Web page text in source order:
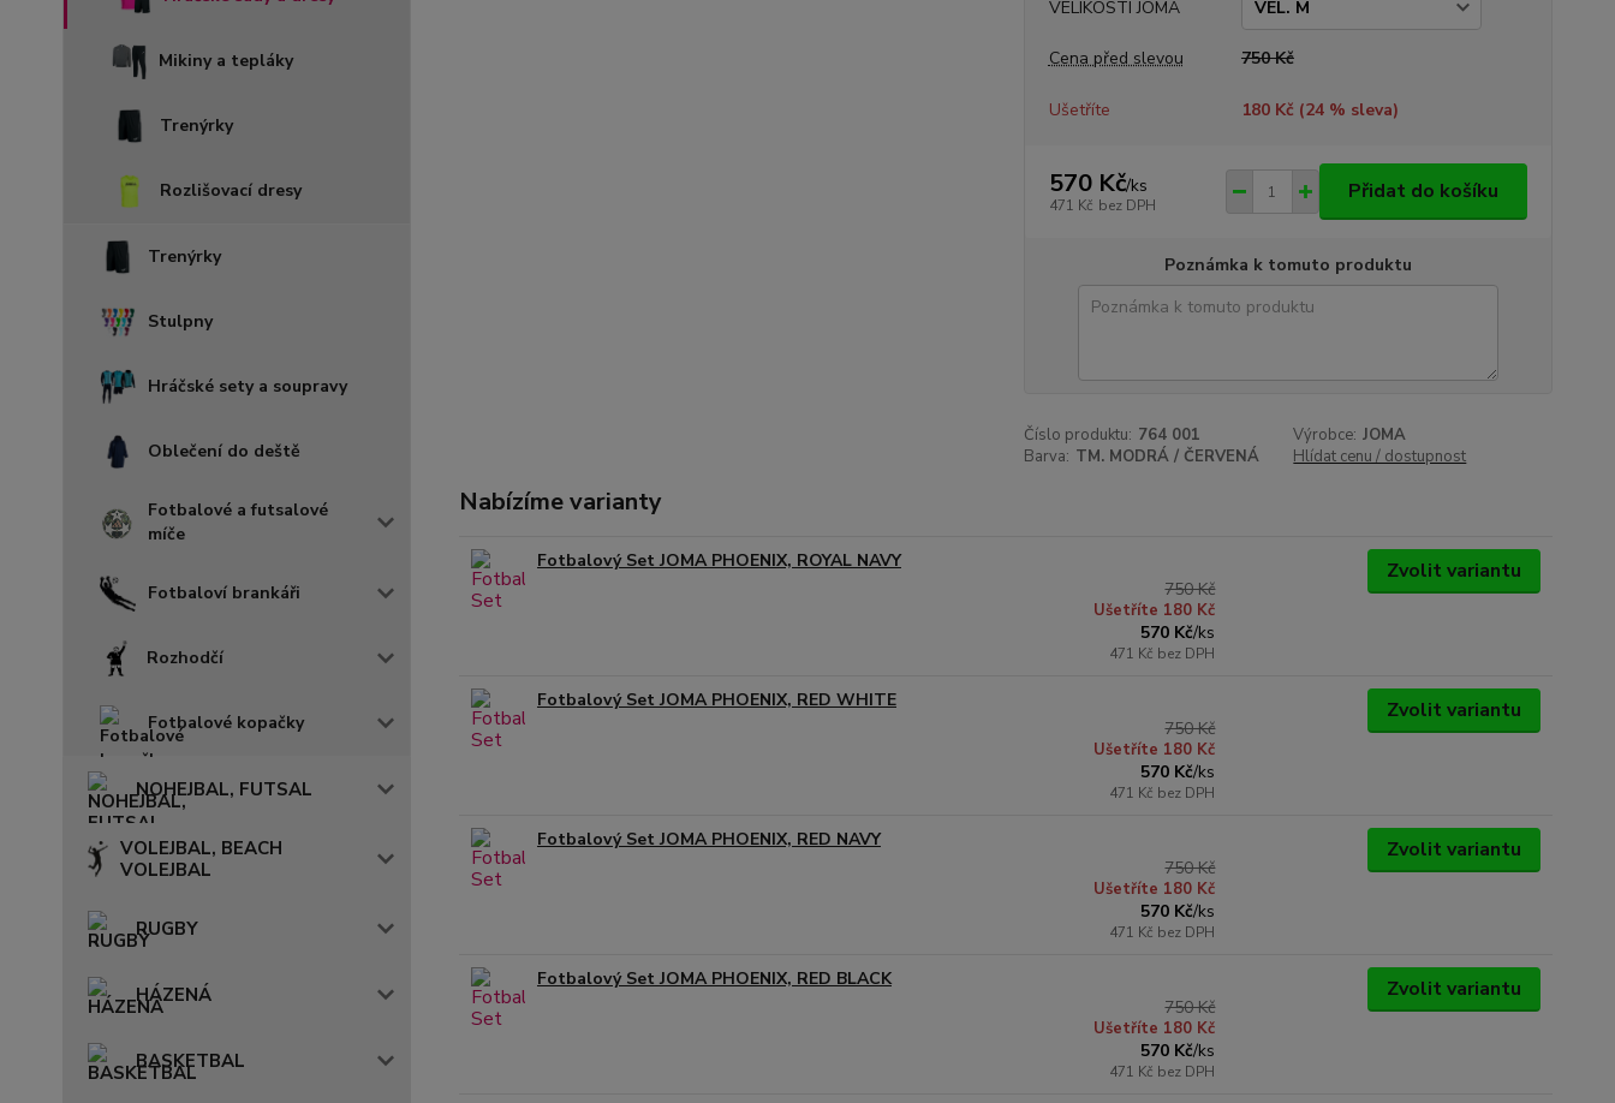
Mikiny a tepláky
Trenýrky
Rozlišovací dresy
Trenýrky
Stulpny
Hráčské sety a soupravy
Oblečení do deště
Fotbalové a futsalové
míče
Fotbaloví brankáři
Rozhodčí
Fotbalové kopačky
NOHEJBAL, FUTSAL
VOLEJBAL, BEACH
VOLEJBAL
RUGBY
HÁZENÁ
BASKETBAL
VELIKOSTI JOMA
Cena před slevou 750 Kč
Ušetříte 180 Kč (24% sleva)
570 Kč/ks
471 Kč bez DPH
Přidat do košíku
Poznámka k tomuto produktu
Číslo produktu: 764 001 Výrobce: JOMA
Barva: TM. MODRÁ / ČERVENÁ Hlídat cenu / dostupnost
Nabízíme varianty
Fotbalový Set JOMA PHOENIX, ROYAL NAVY
750 Kč
Ušetříte 180 Kč
570 Kč/ks
471 Kč bez DPH
Zvolit variantu
Fotbalový Set JOMA PHOENIX, RED WHITE
750 Kč
Ušetříte 180 Kč
570 Kč/ks
471 Kč bez DPH
Zvolit variantu
Fotbalový Set JOMA PHOENIX, RED NAVY
750 Kč
Ušetříte 180 Kč
570 Kč/ks
471 Kč bez DPH
Zvolit variantu
Fotbalový Set JOMA PHOENIX, RED BLACK
750 Kč
Ušetříte 180 Kč
570 Kč/ks
471 Kč bez DPH
Zvolit variantu